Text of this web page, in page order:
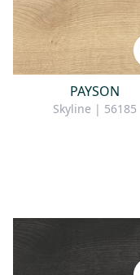
PAYSON
Skyline | 56185